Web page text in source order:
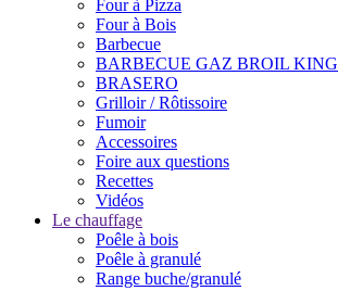
Four à Pizza
Four à Bois
Barbecue
BARBECUE GAZ BROIL KING
BRASERO
Grilloir / Rôtissoire
Fumoir
Accessoires
Foire aux questions
Recettes
Vidéos
Le chauffage
Poêle à bois
Poêle à granulé
Range buche/granulé